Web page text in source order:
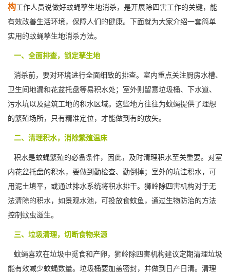
构工作人员说做好蚊蝇孳生地消杀，是开展除四害工作的关键，能
有效改善生活环境，保障人们的健康。下面就为大家介绍一套简单
实用的蚊蝇孳生地消杀方法。
一、全面排查，锁定孳生地
消杀前，要对环境进行全面细致的排查。室内重点关注厨房水槽、
卫生间地漏和花盆托盘等易积水处；室外则留意垃圾桶、下水道、
污水坑以及建筑工地的积水区域。这些地方往往为蚊蝇提供了理想
的繁殖场所， 只有精准定位，才能做到有的放矢。
二、清理积水，消除繁殖温床
积水是蚊蝇繁殖的必备条件，因此，及时清理积水至关重要。对室
内花盆托盘的积水，要做到勤检查、勤倒掉；室外的坑洼积水，可
用泥土填平，或通过排水系统将积水排干。狮岭除四害机构对于无
法清除的积水，如景观水池，可投放食蚊鱼，通过生物防治的方法
控制蚊虫滋生。
三、垃圾清理，切断食物来源
蚊蝇喜欢在垃圾中觅食和产卵，狮岭除四害机构建议定期清理垃圾
能有效减少蚊蝇数量。垃圾桶要加盖密封，并做到 日产日清。清理